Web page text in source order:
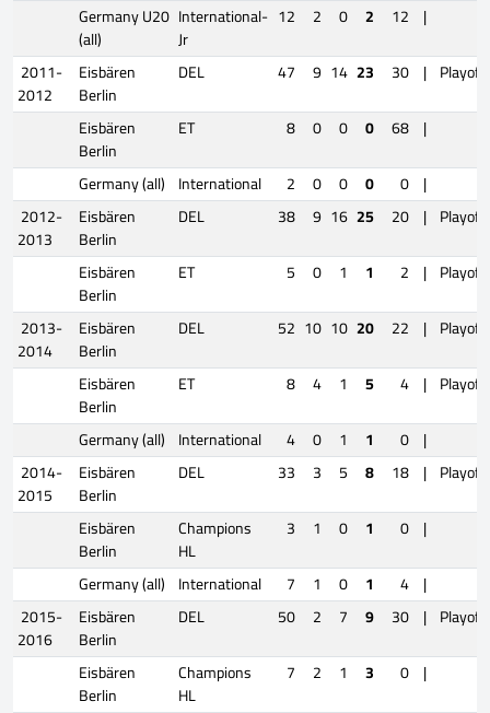
Germany U20
(all)
International-
Jr
12 2 0 2 12 |
2011-
2012
Eisbären
Berlin
DEL 47 9 14 23 30 |
Eisbären
Berlin
ET 8 0 0 0 68 |
Germany (all) International 2 0 0 0 0 |
2012-
2013
Eisbären
Berlin
DEL 38 9 16 25 20 |
Eisbären
Berlin
ET 5 0 1 1 2 |
2013-
2014
Eisbären
Berlin
DEL 52 10 10 20 22 |
Eisbären
Berlin
ET 8 4 1 5 4 |
Germany (all) International 4 0 1 1 0 |
2014-
2015
Eisbären
Berlin
DEL 33 3 5 8 18 |
Eisbären
Berlin
Champions
HL
3 1 0 1 0 |
Germany (all) International 7 1 0 1 4 |
2015-
2016
Eisbären
Berlin
DEL 50 2 7 9 30 |
Eisbären
Berlin
Champions
HL
7 2 1 3 0 |